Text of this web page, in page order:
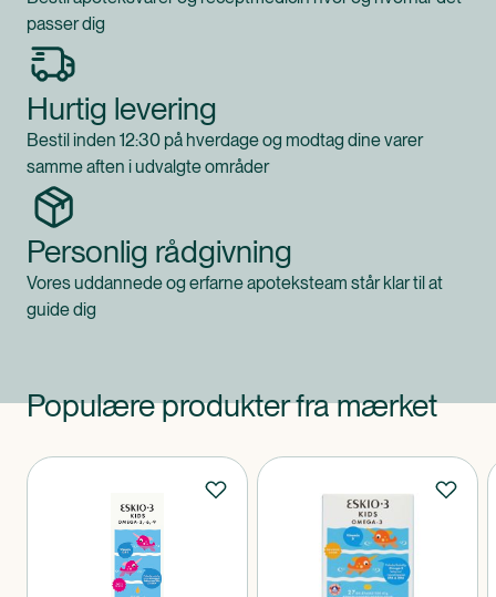
passer dig
Hurtig levering
Bestil inden 12:30 på hverdage og modtag dine varer
samme aften i udvalgte områder
Personlig rådgivning
Vores uddannede og erfarne apoteksteam står klar til at
guide dig
Populære produkter fra mærket
Produkter